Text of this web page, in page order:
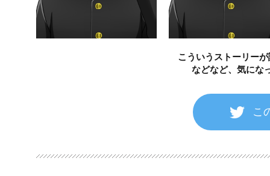
こういうストーリー
などなど、気にな
こ